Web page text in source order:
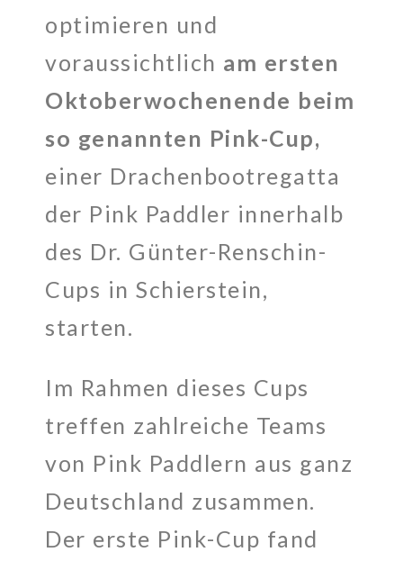
optimieren und
voraussichtlich am ersten
Oktoberwochenende beim
so genannten Pink-Cup,
einer Drachenbootregatta
der Pink Paddler innerhalb
des Dr. Günter-Renschin-
Cups in Schierstein,
starten.
Im Rahmen dieses Cups
treffen zahlreiche Teams
von Pink Paddlern aus ganz
Deutschland zusammen.
Der erste Pink-Cup fand